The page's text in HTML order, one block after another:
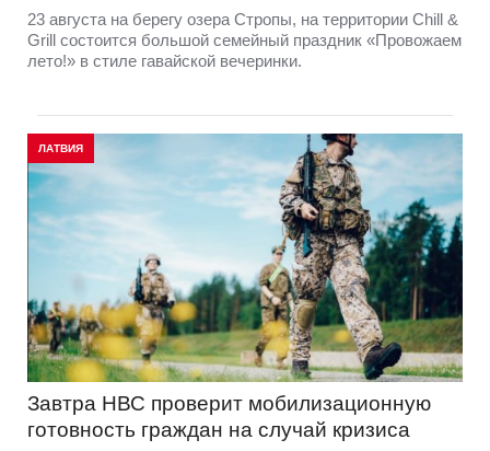
23 августа на берегу озера Стропы, на территории Chill &
Grill состоится большой семейный праздник «Провожаем
лето!» в стиле гавайской вечеринки.
ЛАТВИЯ
Завтра НВС проверит мобилизационную
готовность граждан на случай кризиса